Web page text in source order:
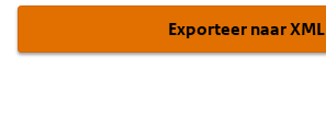
Exporteer naar XML